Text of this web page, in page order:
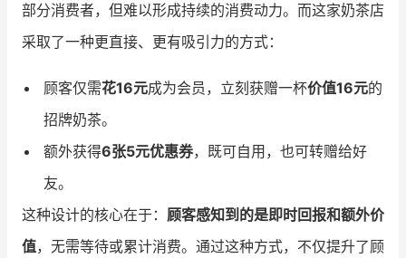
商家社区 社群交流
认证服务商 设计服务商
有赞云
部分消费者，但难以形成持续的消费动力。而这家奶茶店
采取了一种更直接、更有吸引力的方式：
顾客仅需花16元成为会员，立刻获赠一杯价值16元的
招牌奶茶。
额外获得6张5元优惠券，既可自用，也可转赠给好
友。
这种设计的核心在于： 顾客感知到的是即时回报和额外价
值，无需等待或累计消费。通过这种方式，不仅提升了顾